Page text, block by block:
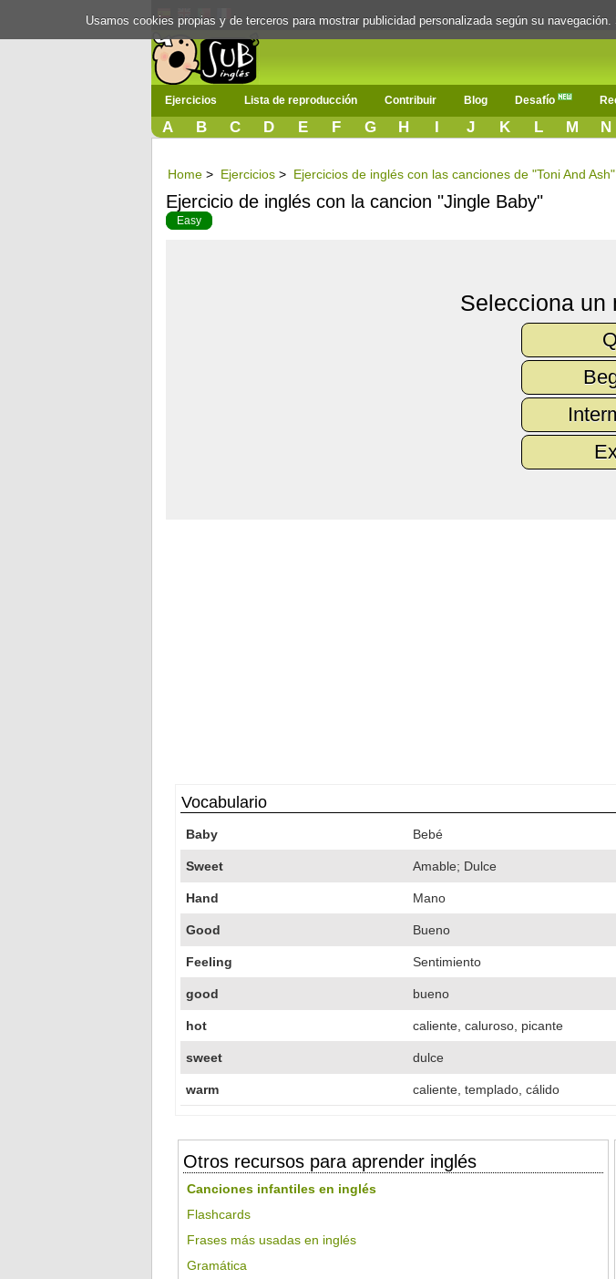
Ejercicios Lista de reproducción Contribuir Blog Desafío
A B C D E F G H I J K L M N
Home > Ejercicios > Ejercicios de inglés con las canciones de "Toni And Ash"
Ejercicio de inglés con la cancion "Jingle Baby"
Easy
Selecciona un
Vocabulario
Baby Bebé
Sweet Amable; Dulce
Hand Mano
Good Bueno
Feeling Sentimiento
good bueno
hot caliente, caluroso, picante
sweet dulce
warm caliente, templado, cálido
Otros recursos para aprender inglés
Canciones infantiles en inglés
Flashcards
Frases más usadas en inglés
Gramática
Usamos cookies propias y de terceros para mostrar publicidad personalizada según su